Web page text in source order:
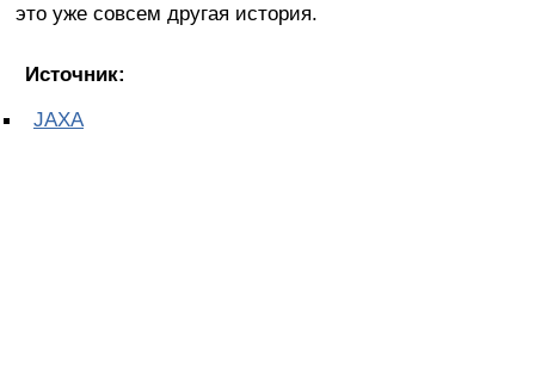
это уже совсем другая история.
Источник:
JAXA